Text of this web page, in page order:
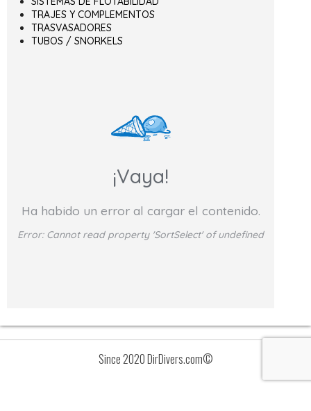
TRAJES Y COMPLEMENTOS
TRASVASADORES
TUBOS / SNORKELS
¡Vaya!
Ha habido un error al cargar el contenido.
Error: Cannot read property 'SortSelect' of undefined
Since 2020 DirDivers.com©